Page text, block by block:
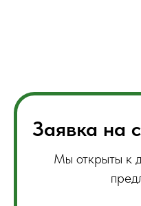
Заявка на
Мы открыты к